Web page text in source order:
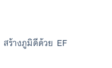
สร้างภูมิดีด้วย EF